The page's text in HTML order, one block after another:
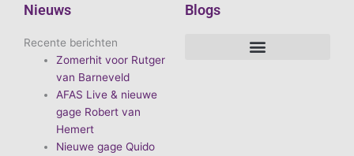
Nieuws
Recente berichten
Zomerhit voor Rutger
van Barneveld
AFAS Live & nieuwe
gage Robert van
Hemert
Nieuwe gage Quido
Blogs